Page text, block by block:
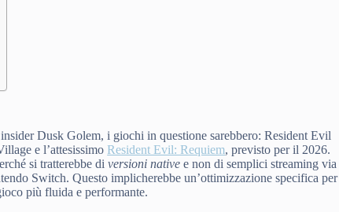
Dusk Golem, i giochi in questione sarebbero: Resident Evil
e l’attesissimoResident Evil: Requiem, previsto per il 2026.
si tratterebbe diversioni native e non di semplici streaming via
Switch. Questo implicherebbe un’ottimizzazione specifica per
più fluida e performante.